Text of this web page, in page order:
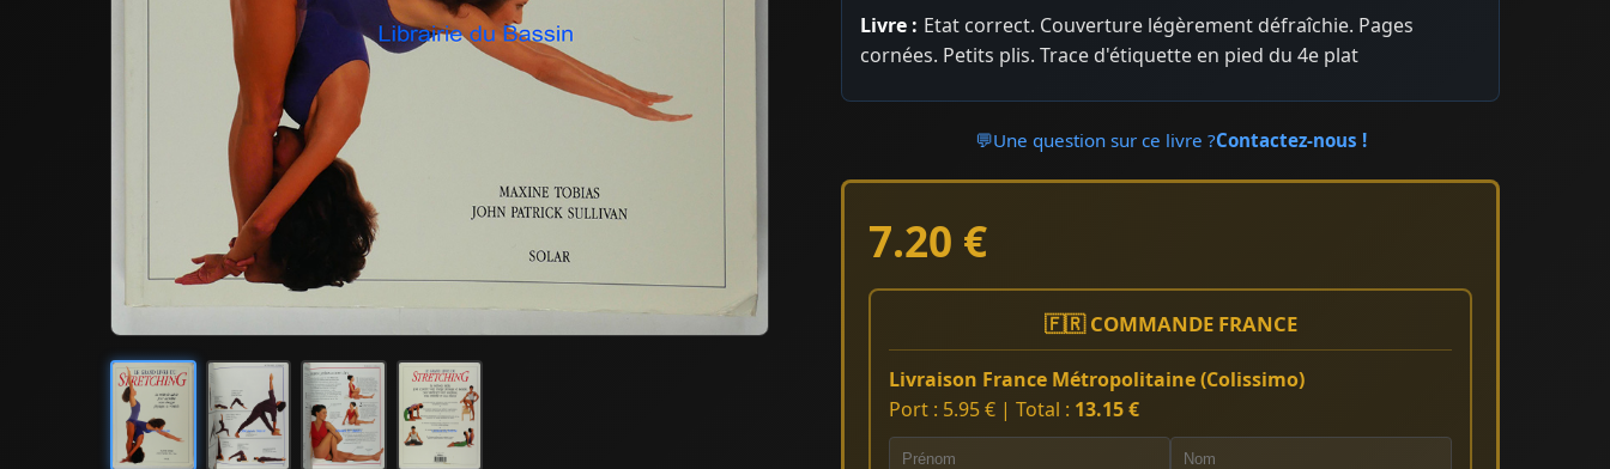
Livre : Etat correct. Couverture légèrement défraîchie. Pages
cornées. Petits plis. Trace d'étiquette en pied du 4e plat
💬Une question sur ce livre ?Contactez-nous !
7.20 €
🇫🇷 COMMANDE FRANCE
Livraison France Métropolitaine (Colissimo)
Port : 5.95 € | Total : 13.15 €